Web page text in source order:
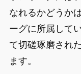
なれるかどうか
ーグに所属して
て切磋琢磨され
ます。